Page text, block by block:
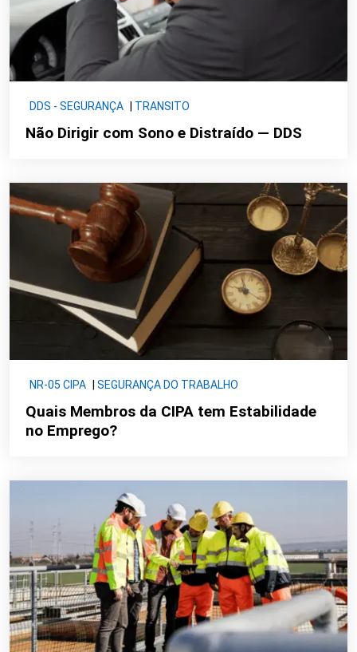
DDS - SEGURANÇA TRANSITO
Não Dirigir com Sono e Distraído — DDS
NR-05 CIPA | SEGURANÇA DO TRABALHO
Quais Membros da CIPA tem Estabilidade
no Emprego?